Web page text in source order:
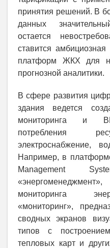
принятия решений. В
данных
остается
ставится
платформ ЖКХ для
прогнозной аналитики.
В сфере развития
здания ведется
мониторинга и BI-
потребления
электроснабжение,
Например, в
Management
мониторинга
«мониторинг»,
сводных экранов
типов с
тепловых карт и